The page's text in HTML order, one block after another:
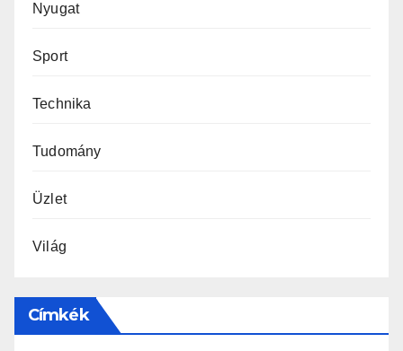
Nyugat
Sport
Technika
Tudomány
Üzlet
Világ
Címkék